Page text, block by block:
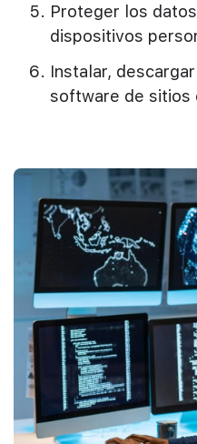
Proteger los
dispositivos
Instalar,
software de sitios